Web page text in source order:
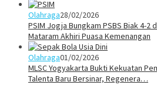
Olahraga28/02/2026
PSIM Jogja Bungkam PSBS Biak 4-2
Mataram Akhiri Puasa Kemenangan
Olahraga01/02/2026
MLSC Yogyakarta Bukti Kekuatan
Talenta Baru Bersinar, Regenera…